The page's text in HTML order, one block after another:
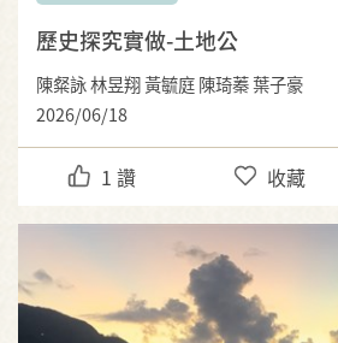
歷史探究實做-土地公
陳粲詠 林昱翔 黃毓庭 陳琦蓁 葉子豪
2026/06/18
1 讚 收藏